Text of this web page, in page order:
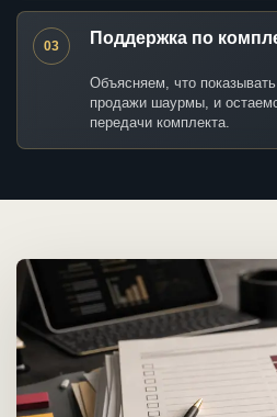
03 Поддержка по
Объясняем, что
продажи шаурмы, и
передачи комплекта.